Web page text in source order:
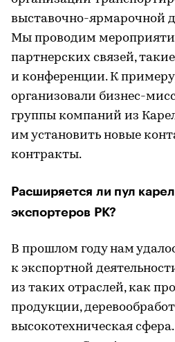
выставочно-ярмарочной
Мы проводим
партнерских связей,
и конференции. К
организовали бизнес-
группы компаний из
им установить новые
контракты.
Расширяется ли пул
экспортеров РК?
В прошлом году нам
к экспортной
из таких отраслей, как
продукции,
высокотехническая